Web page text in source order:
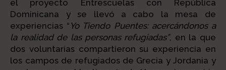
el proyecto Entrescuelas con República
Dominicana y se llevó a cabo la mesa de
experiencias “ Yo Tiendo Puentes: acercándonos a
la realidad de las personas refugiadas”, en la que
dos voluntarias compartieron su experiencia en
los campos de refugiados de Grecia y Jordania y